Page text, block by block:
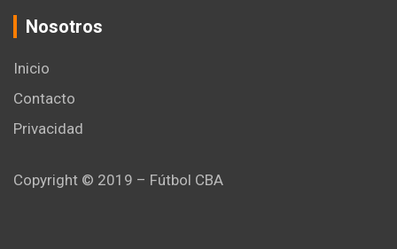
Nosotros
Inicio
Contacto
Privacidad
Copyright © 2019 – Fútbol CBA